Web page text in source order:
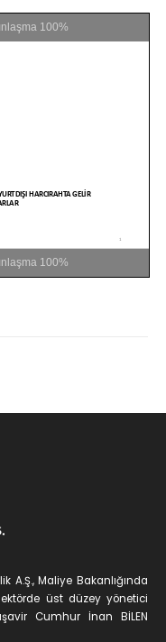
100%
100%
Maliye Bakanlığında
üst düzey yönetici
Cumhur İnan BİLEN